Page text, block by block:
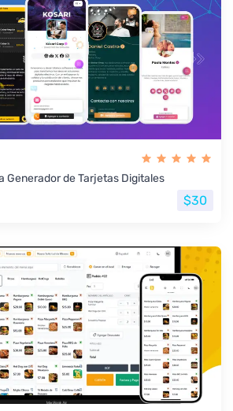
Generador de Tarjetas Digitales
$30